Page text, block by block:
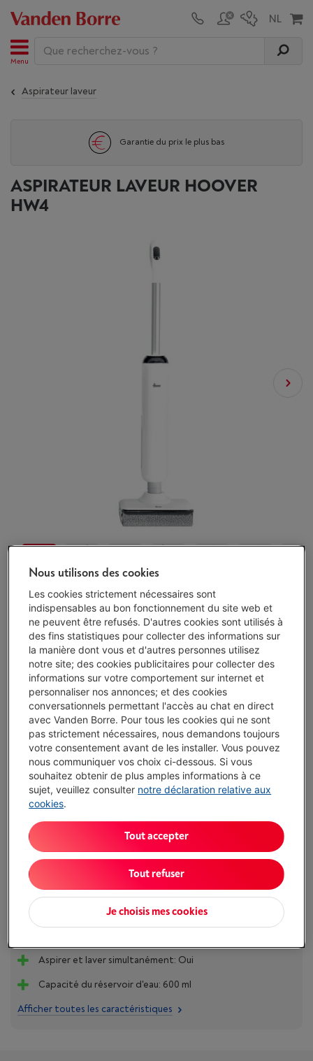
Menu
Aspirateur laveur
Garantie du prix le plus bas
ASPIRATEUR LAVEUR HOOVER
HW4
Protégez votre appareil avec nos services
5 ansde garantie avec Garantie Service Plus € 79,00
2 ans de garantie Toujours inclus
Livré demain-Voir le stock
€ 299,00
Oupayer par mois-Simulation
Attention, emprunter de l'argent coûte aussi de l'argent.
Moins de 5 en stock, commandez vite !
J'achète
Comparer
Aspirer et laver simultanément: Oui
Capacité du réservoir d'eau: 600 ml
Afficher toutes les caractéristiques
Nous utilisons des cookies
Les cookies strictement nécessaires sont
indispensables au bon fonctionnement du site web et
ne peuvent être refusés. D'autres cookies sont utilisés à
des fins statistiques pour collecter des informations sur
la manière dont vous et d'autres personnes utilisez
notre site; des cookies publicitaires pour collecter des
informations sur votre comportement sur internet et
personnaliser nos annonces; et des cookies
conversationnels permettant l'accès au chat en direct
avec Vanden Borre. Pour tous les cookies qui ne sont
pas strictement nécessaires, nous demandons toujours
votre consentement avant de les installer. Vous pouvez
nous communiquer vos choix ci-dessous. Si vous
souhaitez obtenir de plus amples informations à ce
sujet, veuillez consulter notre déclaration relative aux
cookies.
Je choisis mes cookies
Tout refuser
Tout accepter